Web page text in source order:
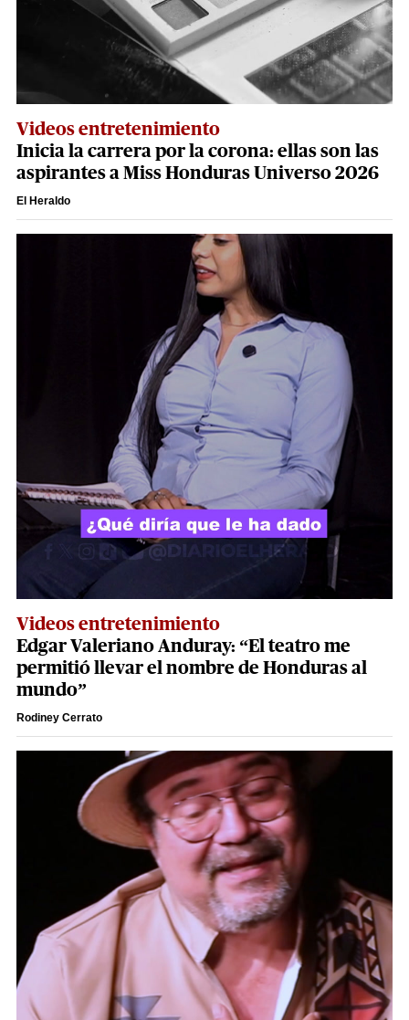
Videos entretenimiento
Inicia la carrera por la corona: ellas son las
aspirantes a Miss Honduras Universo 2026
El Heraldo
Videos entretenimiento
Edgar Valeriano Anduray: “El teatro me
permitió llevar el nombre de Honduras al
mundo”
Rodiney Cerrato